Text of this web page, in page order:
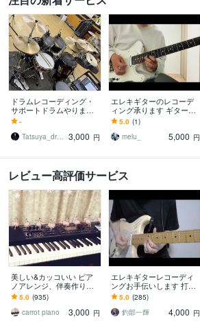
ドラムレコーディング・
サポートドラムやります
現役ドラマーがあなたの
楽曲を全力サポート！
-
Tatsuya_drums 3,000 円
エレキギターのレコーデ
ィング承ります ギターの
生音が欲しい方にうって
つけです！
5.0 (1)
melu_
5,000 円
レビュー高評価サービス
美しい&カッコいい ピア
ノアレンジ、伴奏作りま
す ほぼ9割の方がリピー
ト！リピーター様割引あ
り！！！
5.0 (935)
carrot piano
3,000 円
エレキギターレコーディ
ングお手伝いします 打ち
込みでは表現できないも
のを作ります
5.0 (285)
釣部一輝
4,000 円